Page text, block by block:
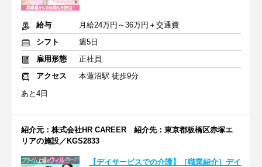
給与
月給24万円～36万円＋交通費
シフト
週5日
雇用形態
正社員
アクセス
本蓮沼駅 徒歩9分
あと4日
紹介元：株式会社HR CAREER 紹介先：東京都板橋区赤塚エ
リアの施設／KGS2833
【デイサービスでの介護】［職業紹介］デイ